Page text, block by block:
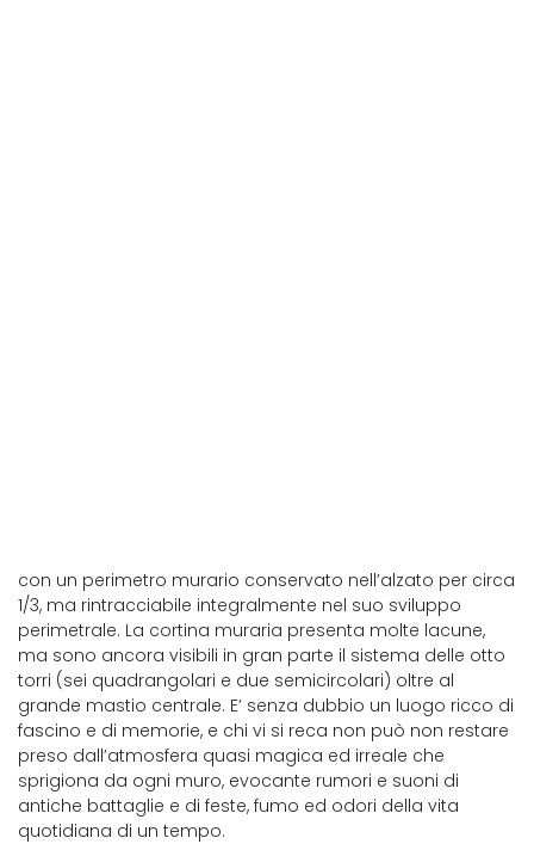
con un perimetro murario conservato nell’alzato per circa
1/3, ma rintracciabile integralmente nel suo sviluppo
perimetrale. La cortina muraria presenta molte lacune,
ma sono ancora visibili in gran parte il sistema delle otto
torri (sei quadrangolari e due semicircolari) oltre al
grande mastio centrale. E’ senza dubbio un luogo ricco di
fascino e di memorie, e chi vi si reca non può non restare
preso dall’atmosfera quasi magica ed irreale che
sprigiona da ogni muro, evocante rumori e suoni di
antiche battaglie e di feste, fumo ed odori della vita
quotidiana di un tempo.